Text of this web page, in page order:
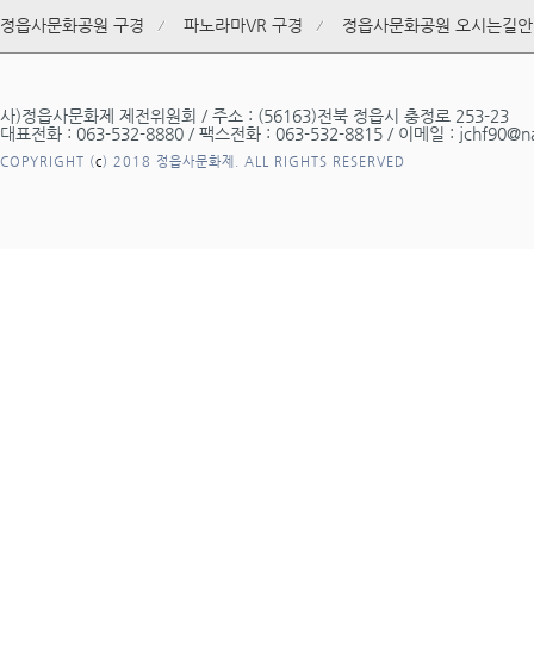
정읍사문화공원 구경 파노라마VR 구경 정읍사문화공원 오시는길
사)정읍사문화제 제전위원회 / 주소 : (56163)전북 정읍시 충정로 253-23
대표전화 : 063-532-8880 / 팩스전화 : 063-532-8815 / 이메일 :
COPYRIGHT (c) 2018 정읍사문화제. ALL RIGHTS RESERVED